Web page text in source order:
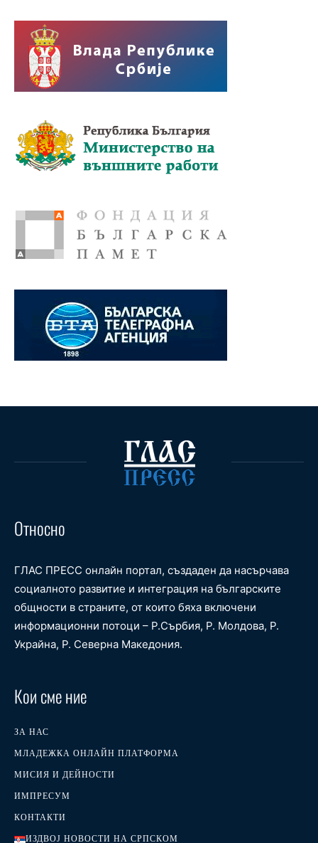
Относно
ГЛАС ПРЕСС онлайн портал, създаден да насърчава
социалното развитие и интеграция на българските
общности в страните, от които бяха включени
информационни потоци – Р.Сърбия, Р. Молдова, Р.
Украйна, Р. Северна Македония.
Кои сме ние
ЗА НАС
МЛАДЕЖКА ОНЛАЙН ПЛАТФОРМА
МИСИЯ И ДЕЙНОСТИ
ИМПРЕСУМ
КОНТАКТИ
ИЗДВОЈ НОВОСТИ НА СРПСКОМ